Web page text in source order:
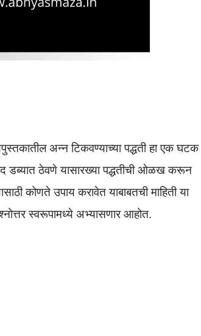
अन्न टिकवण्याच्या पद्धती हा एक घटक
ठेवणे यासारख्या पद्धतीची ओळख करून
कोणते उपाय करावेत याबाबतची माहिती या
स्वरूपामध्ये अभ्यासणार आहोत.